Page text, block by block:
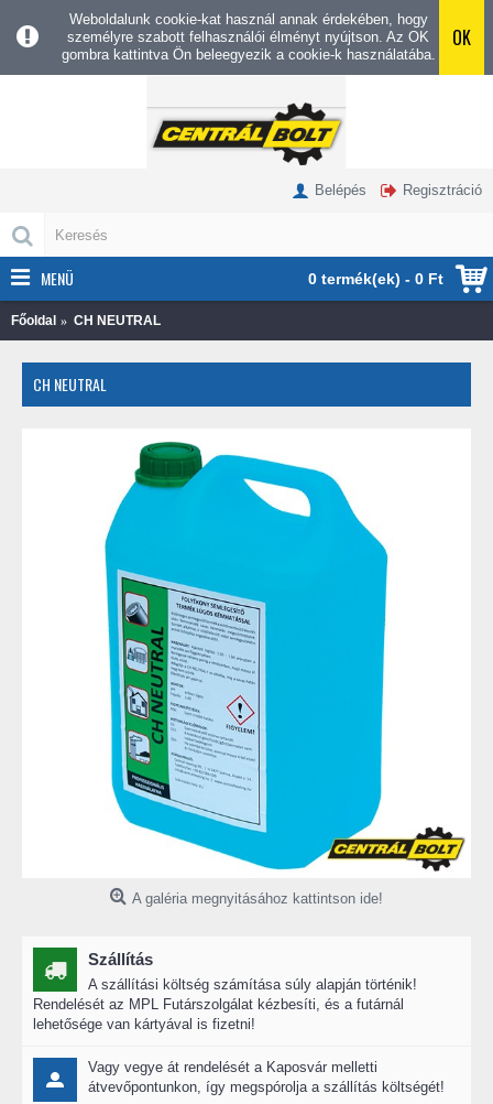
Weboldalunk cookie-kat használ annak érdekében, hogy
személyre szabott felhasználói élményt nyújtson. Az OK
gombra kattintva Ön beleegyezik a cookie-k használatába.
OK
0 termék(ek) - 0 Ft
Belépés Regisztráció
MENÜ
Főoldal CH NEUTRAL
CH NEUTRAL
A galéria megnyitásához kattintson ide!
Szállítás
A szállítási költség számítása súly alapján történik!
Rendelését az MPL Futárszolgálat kézbesíti, és a futárnál
lehetősége van kártyával is fizetni!
Vagy vegye át rendelését a Kaposvár melletti
átvevőpontunkon, így megspórolja a szállítás költségét!